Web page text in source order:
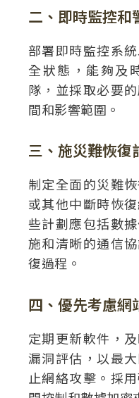
二、即時監控和
部署即時監控系
全狀態，能夠及
隊，並採取必要
間和影響範圍。
三、施災難恢復
制定全面的災難
或其他中斷時恢
些計劃應包括數
施和清晰的通信
復過程。
四、優先考慮網
定期更新軟件，
漏洞評估，以最
止網絡攻擊。採